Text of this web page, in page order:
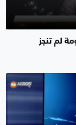
لم تنجز